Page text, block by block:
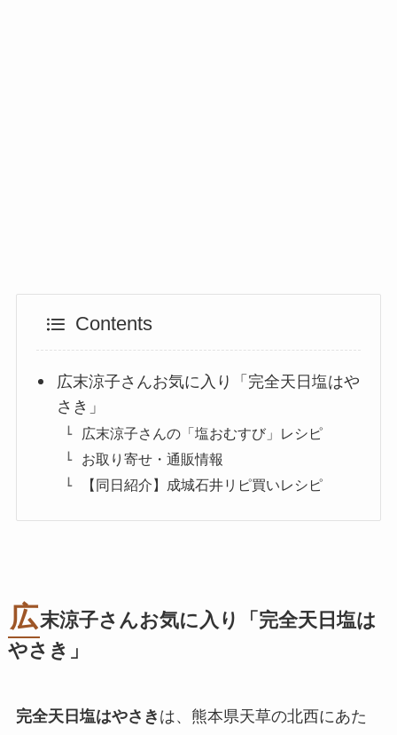
Contents
広末涼子さんお気に入り「完全天日塩はや
さき」
広末涼子さんの「塩おむすび」レシピ
お取り寄せ・通販情報
【同日紹介】成城石井リピ買いレシピ
広末涼子さんお気に入り「完全天日塩は
やさき」
完全天日塩はやさき は、熊本県天草の北西にあた